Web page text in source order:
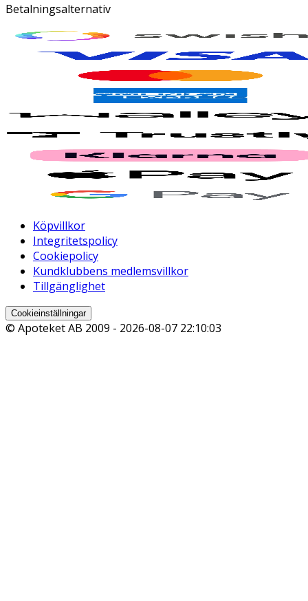
Betalningsalternativ
Köpvillkor
Integritetspolicy
Cookiepolicy
Kundklubbens medlemsvillkor
Tillgänglighet
Cookieinställningar
© Apoteket AB 2009 - 2026-08-07 22:10:03